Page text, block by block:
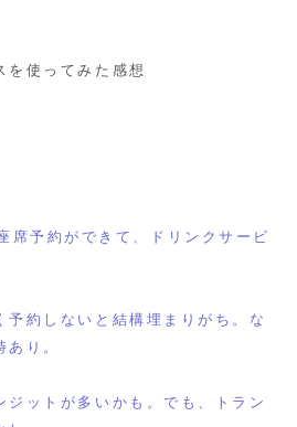
を使ってみた感想
予約ができて、ドリンクサービ
予約しないと結構埋まりがち。な
り。
ジットが多いかも。でも、トラン